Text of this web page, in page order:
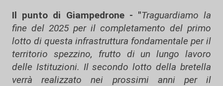
Il punto di Giampedrone - "Traguardiamo la
fine del 2025 per il completamento del primo
lotto di questa infrastruttura fondamentale per il
territorio spezzino, frutto di un lungo lavoro
delle Istituzioni. Il secondo lotto della bretella
verrà realizzato nei prossimi anni per il